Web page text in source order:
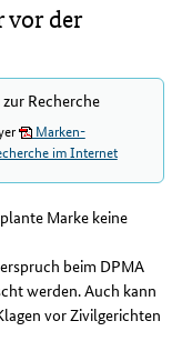
vor der
Recherche
Marken-
im Internet
Marke keine
beim DPMA
werden. Auch kann
vor Zivilgerichten